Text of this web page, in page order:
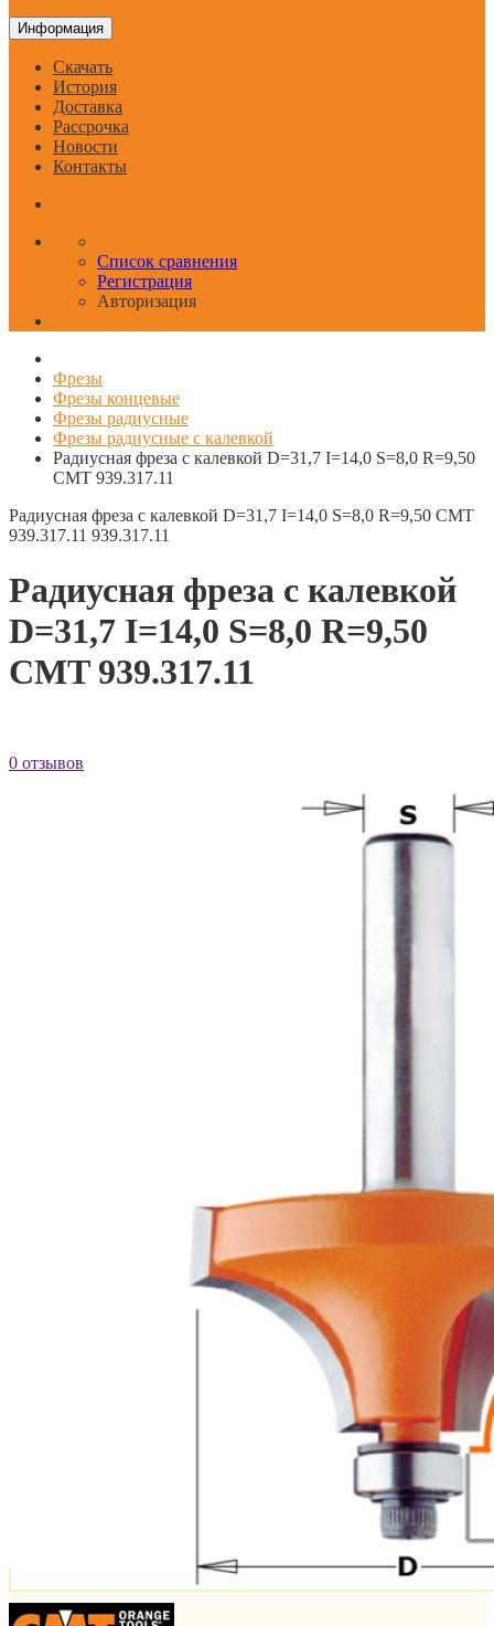
Информация
Скачать
История
Доставка
Рассрочка
Новости
Контакты
Список сравнения
Регистрация
Авторизация
Фрезы
Фрезы концевые
Фрезы радиусные
Фрезы радиусные с калевкой
Радиусная фреза с калевкой D=31,7 I=14,0 S=8,0 R=9,50
CMT 939.317.11
Радиусная фреза с калевкой D=31,7 I=14,0 S=8,0 R=9,50 CMT
939.317.11 939.317.11
Радиусная фреза с калевкой
D=31,7 I=14,0 S=8,0 R=9,50
CMT 939.317.11
0 отзывов